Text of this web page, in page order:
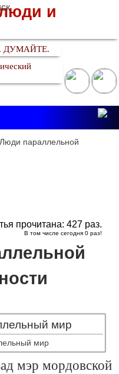
и
ДУМАЙТЕ.
параллельной
прочитана: 427раз.
В том числе сегодня 0раз!
мир
мэр мордовской